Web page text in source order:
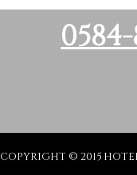
COPYRIGHT © 2015